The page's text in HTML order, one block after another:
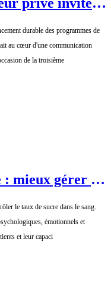
privé invité à
durable des programmes de
au cœur d'une communication
de la troisième
mieux gérer le
le taux de sucre dans le sang.
émotionnels et
et leur capaci